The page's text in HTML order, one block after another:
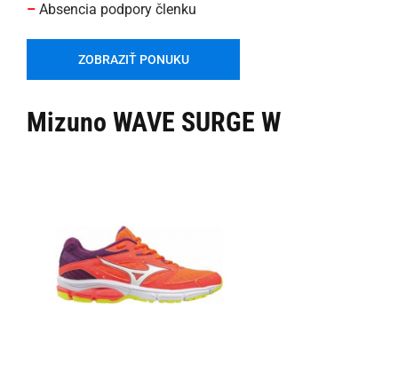
– Absencia podpory členku
ZOBRAZIŤ PONUKU
Mizuno WAVE SURGE W